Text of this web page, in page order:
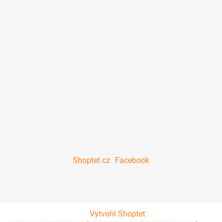
Shoptet.cz Facebook
Vytvořil Shoptet